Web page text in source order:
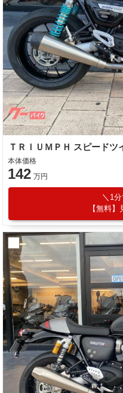
ＴＲＩＵＭＰＨ スピード
本体価格
142 万円
1分
【無料